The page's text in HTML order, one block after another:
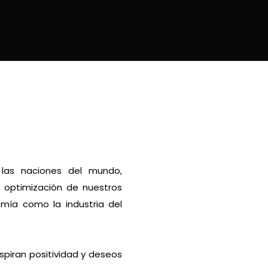
naciones del mundo,
de nuestros
como la industria del
positividad y deseos